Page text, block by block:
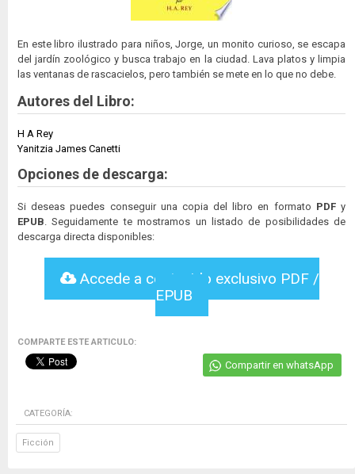
En este libro ilustrado para niños, Jorge, un monito curioso, se escapa
del jardín zoológico y busca trabajo en la ciudad. Lava platos y limpia
las ventanas de rascacielos, pero también se mete en lo que no debe.
Autores del Libro:
H A Rey
Yanitzia James Canetti
Opciones de descarga:
Si deseas puedes conseguir una copia del libro en formato PDFy
EPUB . Seguidamente te mostramos un listado de posibilidades de
descarga directa disponibles:
Accede a contenido exclusivo PDF /
EPUB
COMPARTE ESTE ARTICULO:
Compartir en whatsApp
CATEGORÍA:
Ficción